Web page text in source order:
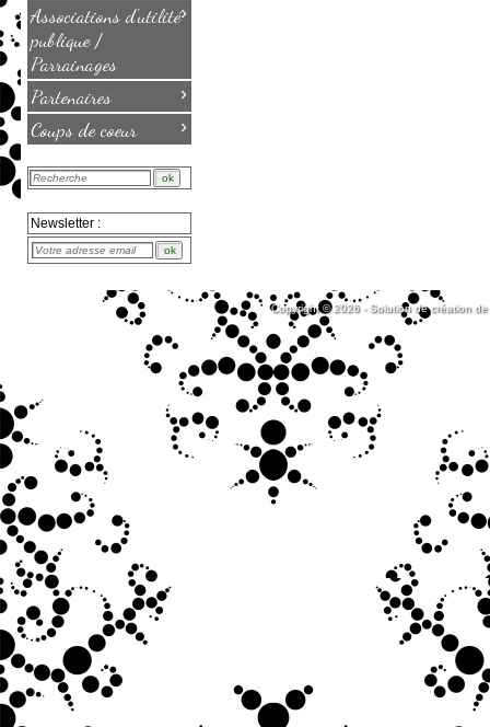
Associations d'utilité
publique /
Parrainages
›
Partenaires ›
Coups de coeur ›
Newsletter :
Copyright © 2026 - Solution de création